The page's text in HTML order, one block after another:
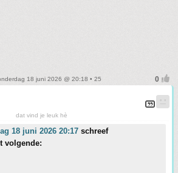
18 juni 2026 @ 20:18 • 25
dat vind je leuk hè
18 juni 2026 20:17 schreef
volgende: